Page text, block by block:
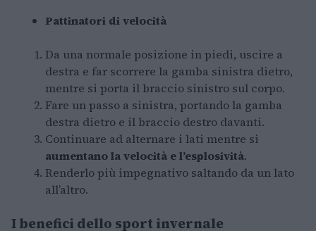
Pattinatori di velocità
Da una normale posizione in piedi, uscire a
destra e far scorrere la gamba sinistra dietro,
mentre si porta il braccio sinistro sul corpo.
Fare un passo a sinistra, portando la gamba
destra dietro e il braccio destro davanti.
Continuare ad alternare i lati mentre si
aumentano la velocità e l’esplosività.
Renderlo più impegnativo saltando da un lato
all’altro.
I benefici dello sport invernale